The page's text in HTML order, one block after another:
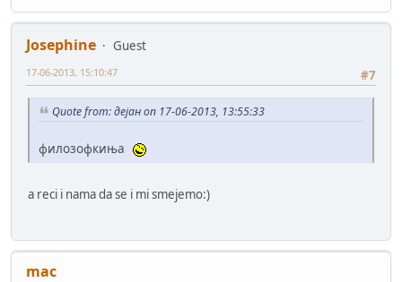
Josephine
Guest
#7
17-06-2013, 15:10:47
Quote from: дејан on 17-06-2013, 13:55:33
филозофкиња
a reci i nama da se i mi smejemo:)
mac